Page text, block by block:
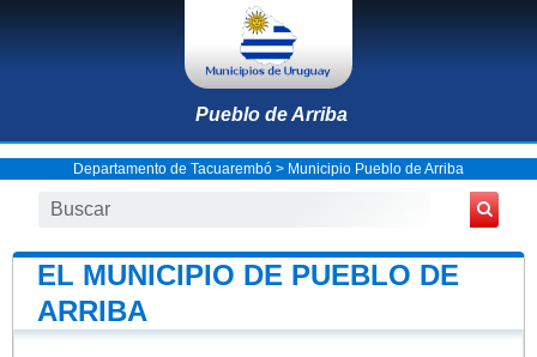
Pueblo de Arriba
Departamento de Tacuarembó > Municipio Pueblo de Arriba
EL MUNICIPIO DE PUEBLO DE
ARRIBA